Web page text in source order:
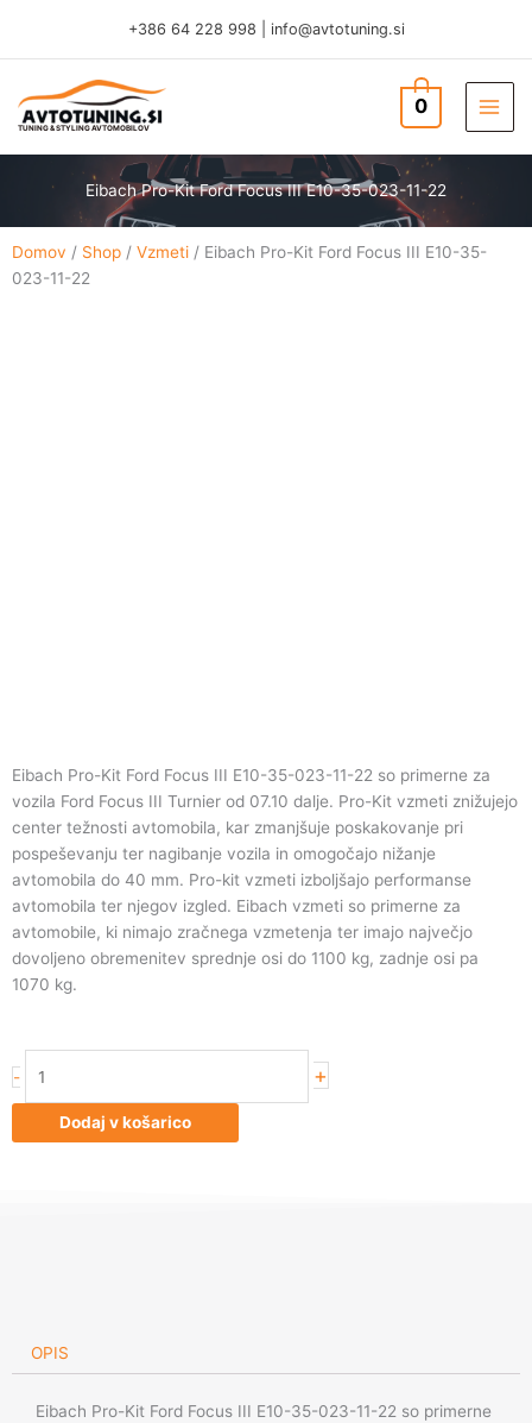
content
+386 64 228 998 info@avtotuning.si
TUNING & STYLING AVTOMOBILOV
0
Eibach Pro-Kit Ford Focus III E10-35-023-11-22
Domov / Shop / Vzmeti / Eibach Pro-Kit Ford Focus III E10-35-
023-11-22
Eibach Pro-Kit Ford Focus III E10-35-023-11-22 so primerne za
vozila Ford Focus III Turnier od 07.10 dalje. Pro-Kit vzmeti znižujejo
center težnosti avtomobila, kar zmanjšuje poskakovanje pri
pospeševanju ter nagibanje vozila in omogočajo nižanje
avtomobila do 40 mm. Pro-kit vzmeti izboljšajo performanse
avtomobila ter njegov izgled. Eibach vzmeti so primerne za
avtomobile, ki nimajo zračnega vzmetenja ter imajo največjo
dovoljeno obremenitev sprednje osi do 1100 kg, zadnje osi pa
1070 kg.
-
Pro-
Ford
količina
+
Dodaj v košarico
OPIS
Eibach Pro-Kit Ford Focus III E10-35-023-11-22 so primerne